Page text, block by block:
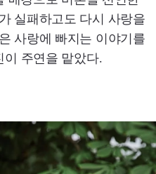
실패하고도 다시 사랑을
사랑에 빠지는 이야기를
이 주연을 맡았다.